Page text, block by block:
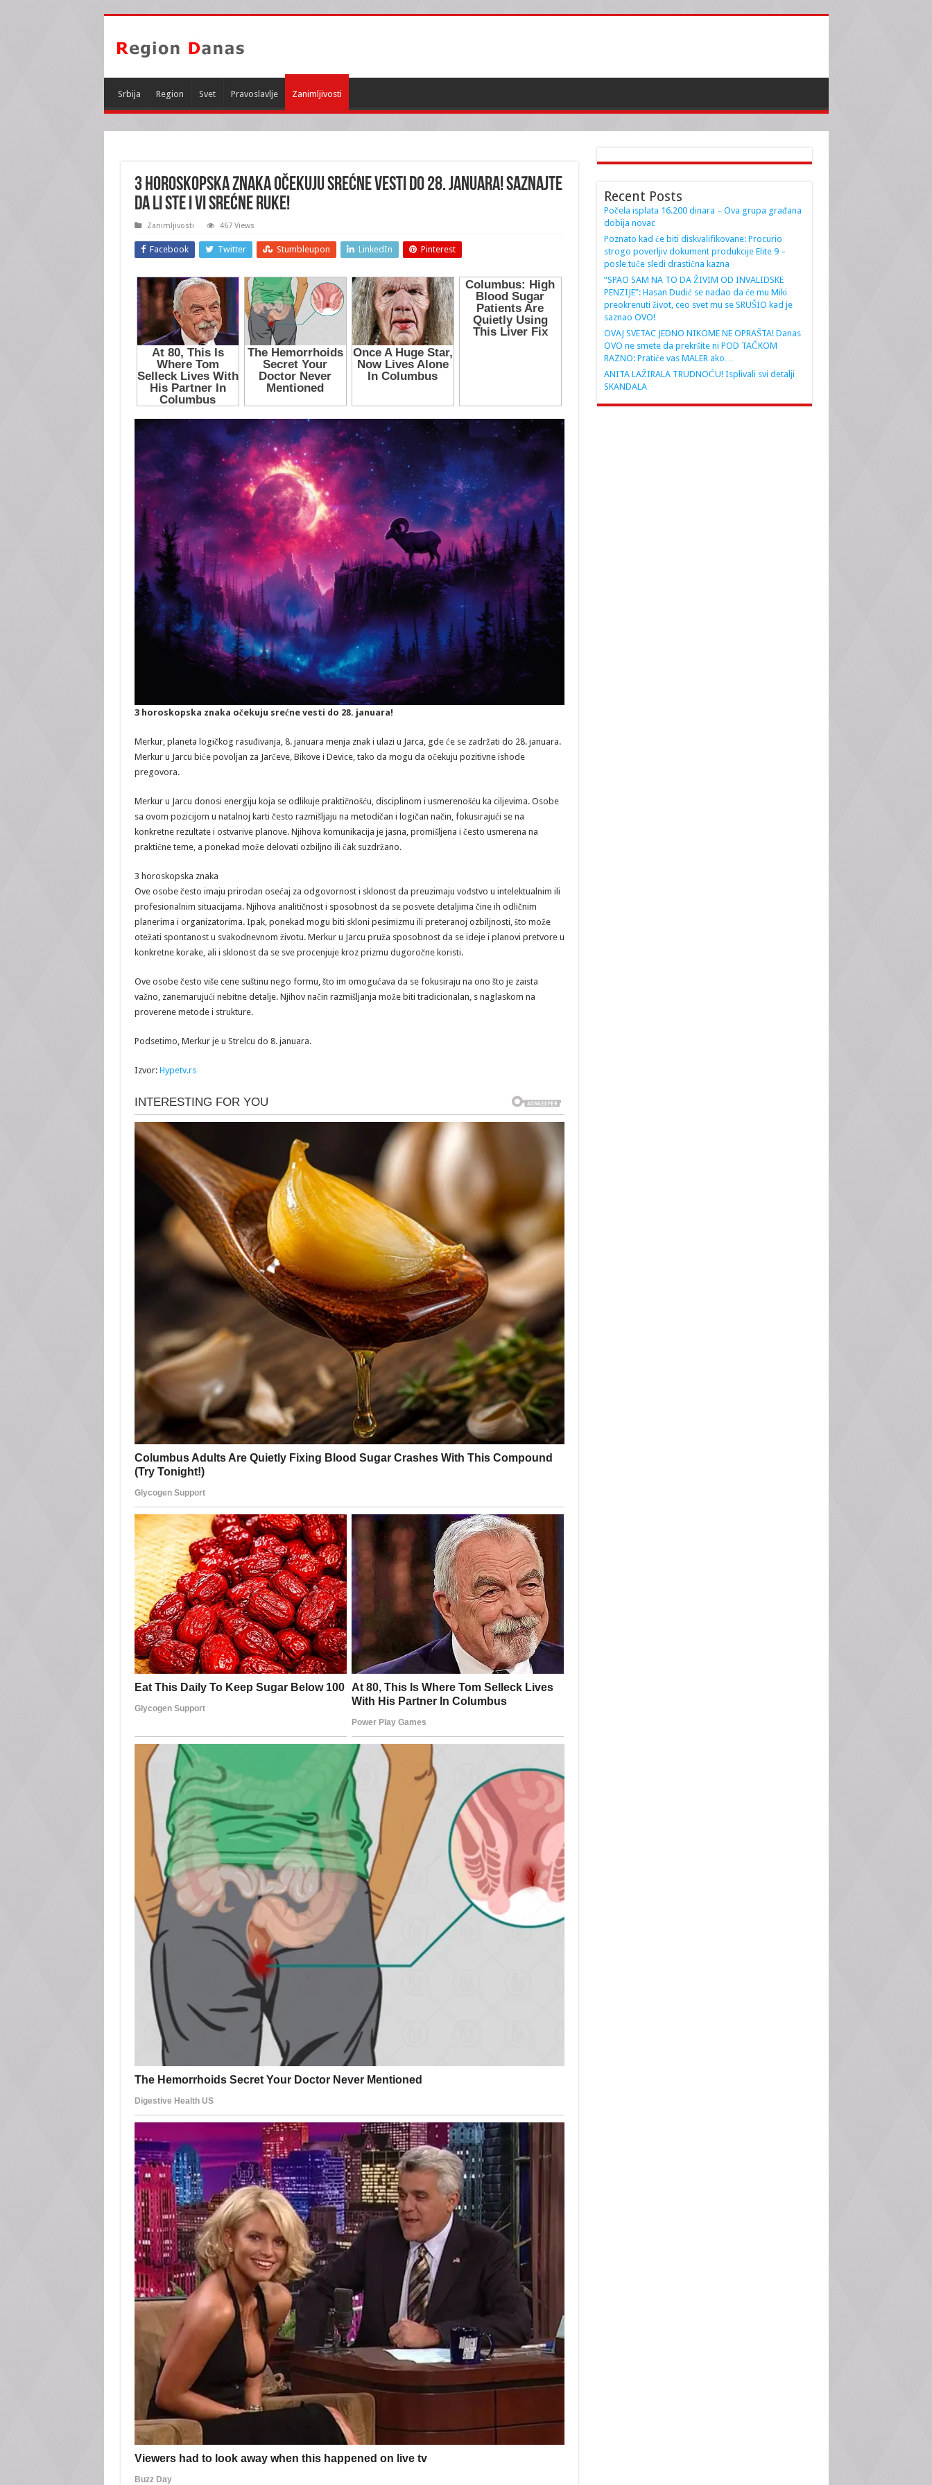
Srbija Region Svet Pravoslavlje Zanimljivosti
3 horoskopska znaka očekuju srećne vesti do 28. januara! Saznajte
da li ste i vi srećne ruke!
Zanimljivosti 467 Views
Facebook Twitter Stumbleupon LinkedIn Pinterest
3 horoskopska znaka očekuju srećne vesti do 28. januara!
Merkur, planeta logičkog rasuđivanja, 8. januara menja znak i ulazi u Jarca, gde će se zadržati do 28. januara.
Merkur u Jarcu biće povoljan za Jarčeve, Bikove i Device, tako da mogu da očekuju pozitivne ishode
pregovora.
Merkur u Jarcu donosi energiju koja se odlikuje praktičnošću, disciplinom i usmerenošću ka ciljevima. Osobe
sa ovom pozicijom u natalnoj karti često razmišljaju na metodičan i logičan način, fokusirajući se na
konkretne rezultate i ostvarive planove. Njihova komunikacija je jasna, promišljena i često usmerena na
praktične teme, a ponekad može delovati ozbiljno ili čak suzdržano.
3 horoskopska znaka
Ove osobe često imaju prirodan osećaj za odgovornost i sklonost da preuzimaju vođstvo u intelektualnim ili
profesionalnim situacijama. Njihova analitičnost i sposobnost da se posvete detaljima čine ih odličnim
planerima i organizatorima. Ipak, ponekad mogu biti skloni pesimizmu ili preteranoj ozbiljnosti, što može
otežati spontanost u svakodnevnom životu. Merkur u Jarcu pruža sposobnost da se ideje i planovi pretvore u
konkretne korake, ali i sklonost da se sve procenjuje kroz prizmu dugoročne koristi.
Ove osobe često više cene suštinu nego formu, što im omogućava da se fokusiraju na ono što je zaista
važno, zanemarujući nebitne detalje. Njihov način razmišljanja može biti tradicionalan, s naglaskom na
proverene metode i strukture.
Podsetimo, Merkur je u Strelcu do 8. januara.
Izvor: Hypetv.rs
Recent Posts
Počela isplata 16.200 dinara – Ova grupa građana
dobija novac
Poznato kad će biti diskvalifikovane: Procurio
strogo poverljiv dokument produkcije Elite 9 –
posle tuče sledi drastična kazna
“SPAO SAM NA TO DA ŽIVIM OD INVALIDSKE
PENZIJE”: Hasan Dudić se nadao da će mu Miki
preokrenuti život, ceo svet mu se SRUŠIO kad je
saznao OVO!
OVAJ SVETAC JEDNO NIKOME NE OPRAŠTA! Danas
OVO ne smete da prekršite ni POD TAČKOM
RAZNO: Pratiće vas MALER ako…
ANITA LAŽIRALA TRUDNOĆU! Isplivali svi detalji
SKANDALA